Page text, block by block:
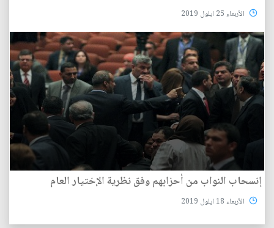
الأربعاء 25 ايلول 2019
إنسحاب النواب من أحزابهم وفق نظرية الإختيار العام
الأربعاء 18 ايلول 2019